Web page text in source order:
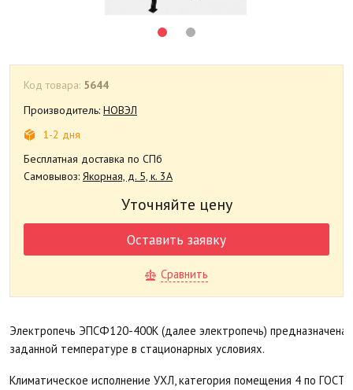
Код товара: 5644
Производитель: НОВЭЛ
1-2 дня
Бесплатная доставка по СПб
Самовывоз: Якорная, д. 5, к. 3А
Уточняйте цену
Оставить заявку
Сравнить
Электропечь ЭПСФ120-400К (далее электропечь)
заданной температуре в стационарных условиях.
Климатическое исполнение УХЛ, категория помещения 4 по ГОСТ